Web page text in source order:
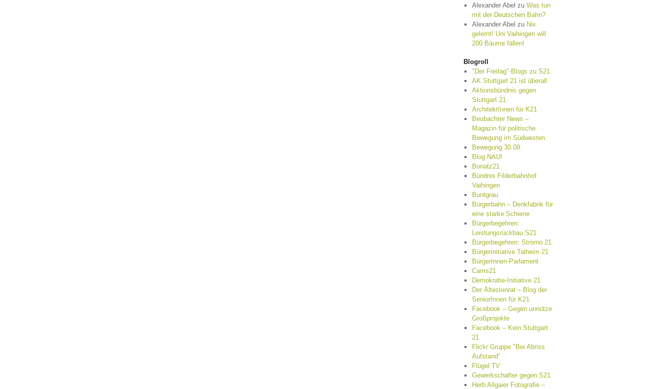
Alexander Abel zu Was tun
mit der Deutschen Bahn?
Alexander Abel zu Nix
gelernt! Uni Vaihingen will
200 Bäume fällen!
Blogroll
"Der Freitag"-Blogs zu S21
AK Stuttgart 21 ist überall
Aktionsbündnis gegen
Stuttgart 21
ArchitektInnen für K21
Beobachter News –
Magazin für politische
Bewegung im Südwesten
Bewegung 30.09.
Blog NAU!
Bonatz21
Bündnis Filderbahnhof
Vaihingen
Buntgrau
Bürgerbahn – Denkfabrik für
eine starke Schiene
Bürgerbegehren:
Leistungsrückbau S21
Bürgerbegehren: Strorno 21
Bürgerinitiative Talheim 21
BürgerInnen-Parlament
Cams21
Demokratie-Initiative 21
Der Ältestenrat – Blog der
SeniorInnen für K21
Facebook – Gegen unnütze
Großprojekte
Facebook – Kein Stuttgart
21
Flickr Gruppe "Bei Abriss
Aufstand"
Flügel TV
Gewerkschafter gegen S21
Herb Allgaier Fotografie –